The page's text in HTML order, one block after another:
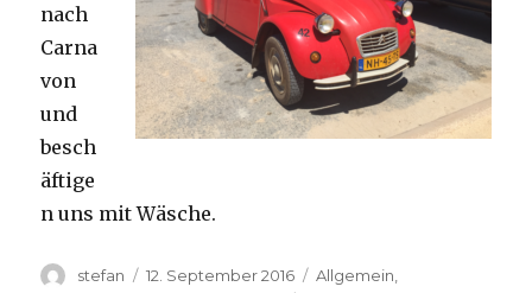
nach
Carna
von
und
besch
äftige
n uns mit Wäsche.
Autor
stefan
Veröffentlicht
12. September 2016 Kategorien
Allgemein